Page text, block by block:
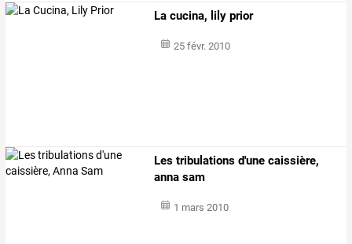
La cucina, lily prior
25 févr. 2010
Les tribulations d'une caissière,
anna sam
1 mars 2010